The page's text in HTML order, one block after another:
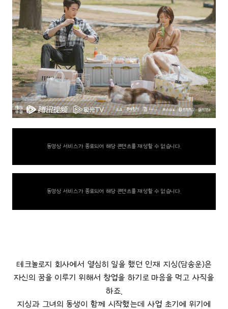
동영상 서비스가 종료되어 해당 콘텐츠를 재생할 수 없습니다.
동영상 서비스가 종료되어 해당 콘텐츠를 재생할 수 없습니다.
테크놀로지 회사에서 열심히 일을 했던 인재 지싱(담송운)은
자신의 꿈을 이루기 위해서 창업을 하기로 마음을 먹고 사직을
하죠.
지싱과 그녀의 동생이 함께 시작했는데 사업 초기에 위기에